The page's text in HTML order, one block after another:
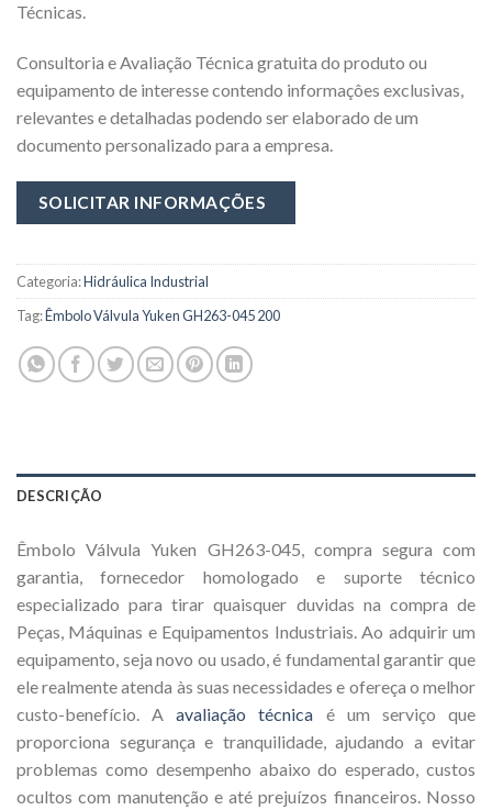
Técnicas.
Consultoria e Avaliação Técnica gratuita do produto ou
equipamento de interesse contendo informaçôes exclusivas,
relevantes e detalhadas podendo ser elaborado de um
documento personalizado para a empresa.
Categoria:Hidráulica Industrial
Tag:Êmbolo Válvula Yuken GH263-045 200
DESCRIÇÃO
Êmbolo Válvula Yuken GH263-045, compra segura com
garantia, fornecedor homologado e suporte técnico
especializado para tirar quaisquer duvidas na compra de
Peças, Máquinas e Equipamentos Industriais. Ao adquirir um
equipamento, seja novo ou usado, é fundamental garantir que
ele realmente atenda às suas necessidades e ofereça o melhor
custo-benefício. Aavaliação técnica é um serviço que
proporciona segurança e tranquilidade, ajudando a evitar
problemas como desempenho abaixo do esperado, custos
ocultos com manutenção e até prejuízos financeiros. Nosso